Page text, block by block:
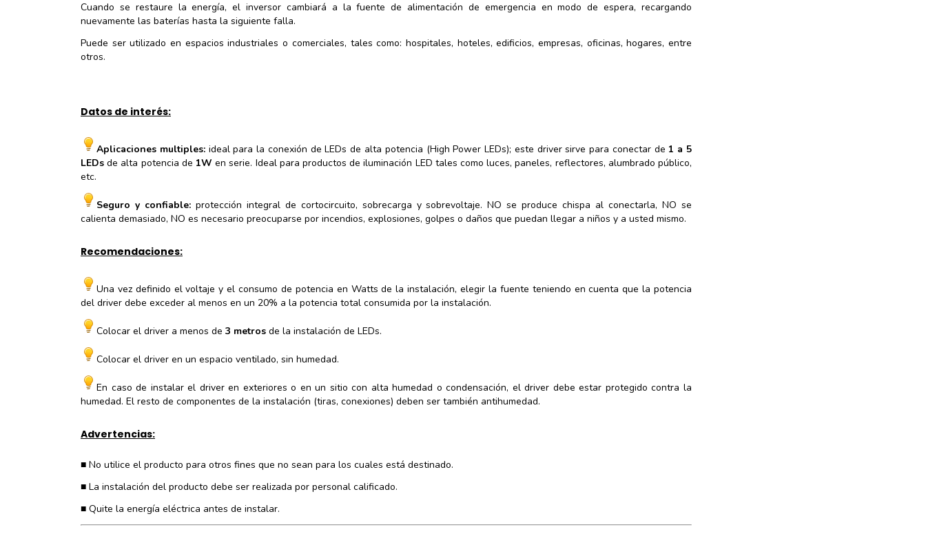
Cuando se restaure la energía, el inversor cambiará a la fuente de alimentación de emergencia en modo de espera, recargando
nuevamente las baterías hasta la siguiente falla.
Puede ser utilizado en espacios industriales o comerciales, tales como: hospitales, hoteles, edificios, empresas, oficinas, hogares, entre
otros.
Datos de interés:
Aplicaciones multiples:ideal para la conexión de LEDs de alta potencia (High Power LEDs); este driver sirve para conectar de 1 a 5
LEDs de alta potencia de 1W en serie. Ideal para productos de iluminación LED tales como luces, paneles, reflectores, alumbrado público,
etc.
Seguro y confiable:protección integral de cortocircuito, sobrecarga y sobrevoltaje. NO se produce chispa al conectarla, NO se
calienta demasiado, NO es necesario preocuparse por incendios, explosiones, golpes o daños que puedan llegar a niños y a usted mismo.
Recomendaciones:
Una vez definido el voltaje y el consumo de potencia en Watts de la instalación, elegir la fuente teniendo en cuenta que la potencia
del driver debe exceder al menos en un 20% a la potencia total consumida por la instalación.
Colocar el driver a menos de 3 metros de la instalación de LEDs.
Colocar el driver en un espacio ventilado, sin humedad.
En caso de instalar el driver en exteriores o en un sitio con alta humedad o condensación, el driver debe estar protegido contra la
humedad. El resto de componentes de la instalación (tiras, conexiones) deben ser también antihumedad.
Advertencias:
■ No utilice el producto para otros fines que no sean para los cuales está destinado.
■ La instalación del producto debe ser realizada por personal calificado.
■ Quite la energía eléctrica antes de instalar.